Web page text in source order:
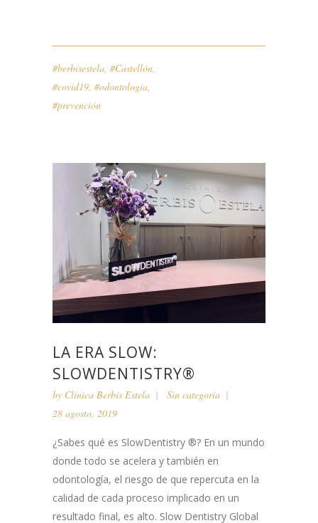
#berbisestela, #Castellón,
#covid19, #odontologia,
#prevención
LA ERA SLOW:
SLOWDENTISTRY®
by Clínica Berbís Estela
Sin categoría
28 agosto, 2019
¿Sabes qué es SlowDentistry ®? En un mundo
donde todo se acelera y también en
odontología, el riesgo de que repercuta en la
calidad de cada proceso implicado en un
resultado final, es alto. Slow Dentistry Global